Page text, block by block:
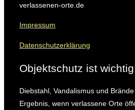
verlassenen-orte.de
Impressum
Datenschutzerklärung
Objektschutz ist
Diebstahl, Vandalismus und
Ergebnis, wenn verlassene Orte